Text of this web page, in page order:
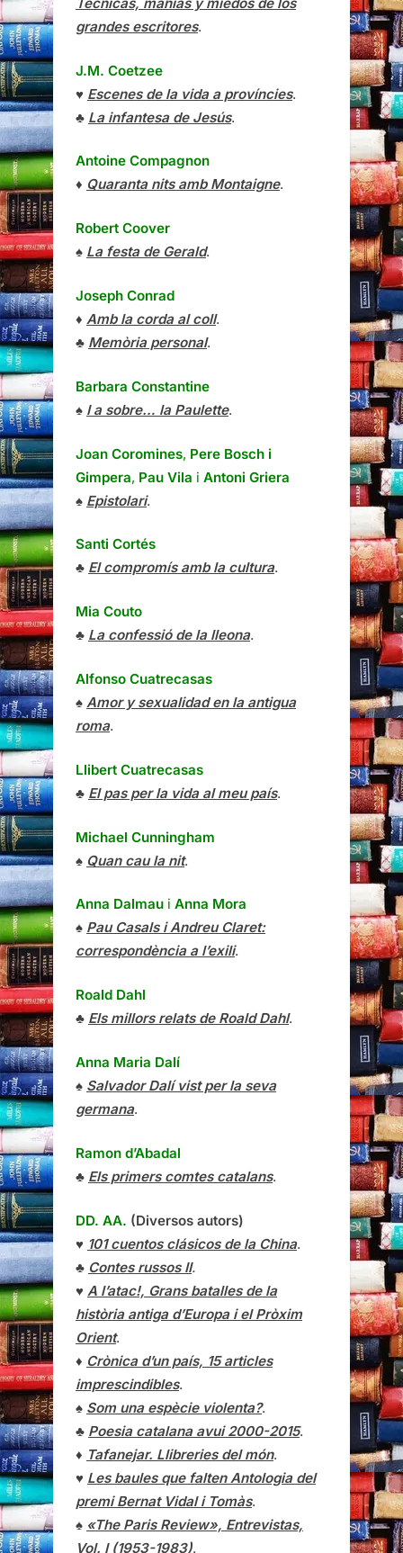
grandes escritores.
J.M. Coetzee
♥ Escenes de la vida a províncies.
♣ La infantesa de Jesús.
Antoine Compagnon
♦ Quaranta nits amb Montaigne.
Robert Coover
♠ La festa de Gerald.
Joseph Conrad
♦ Amb la corda al coll.
♣ Memòria personal.
Barbara Constantine
♠ I a sobre… la Paulette.
Joan Coromines, Pere Bosch i
Gimpera, Pau Vila i Antoni Griera
♠ Epistolari.
Santi Cortés
♣ El compromís amb la cultura.
Mia Couto
♣ La confessió de la lleona.
Alfonso Cuatrecasas
♠ Amor y sexualidad en la antigua
roma.
Llibert Cuatrecasas
♣ El pas per la vida al meu país.
Michael Cunningham
♠ Quan cau la nit.
Anna Dalmau i Anna Mora
♠ Pau Casals i Andreu Claret:
correspondència a l’exili.
Roald Dahl
♣ Els millors relats de Roald Dahl.
Anna Maria Dalí
♠ Salvador Dalí vist per la seva
germana.
Ramon d’Abadal
♣ Els primers comtes catalans.
DD. AA. (Diversos autors)
♥ 101 cuentos clásicos de la China.
♣ Contes russos II.
♥ A l’atac!, Grans batalles de la
història antiga d’Europa i el Pròxim
Orient.
♦ Crònica d’un país, 15 articles
imprescindibles.
♠ Som una espècie violenta?.
♣ Poesia catalana avui 2000-2015.
♦ Tafanejar. Llibreries del món.
♥ Les baules que falten Antologia del
premi Bernat Vidal i Tomàs.
♠ «The Paris Review», Entrevistas,
Vol. I (1953-1983).